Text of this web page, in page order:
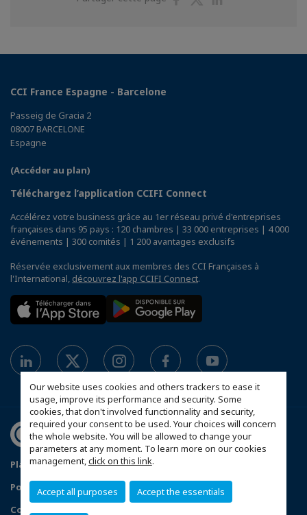
Our website uses cookies and others trackers to ease it
usage, improve its performance and security. Some
cookies, that don't involved functionnality and security,
required your consent to be used. Your choices will concern
the whole website. You will be allowed to change your
parameters at any moment. To learn more on our cookies
management,click on this link.
Accept all purposes Accept the essentials
CCI France Espagne - Barcelone
Passeig de Gracia 2
08007 BARCELONE
Espagne
(Accéder au plan)
Téléchargez l’application CCIFI Connect
Accélérez votre business grâce au 1er réseau privé d'entreprises
françaises dans 95 pays : 120 chambres | 33 000 entreprises | 4 000
événements | 300 comités | 1 200 avantages exclusifs
Réservée exclusivement aux membres des CCI Françaises à
l'International, découvrez l'app CCIFI Connect.
Plan du site
Política de protección de datos
Política de privacidad
Política de cookies
Condiciones generales de venta